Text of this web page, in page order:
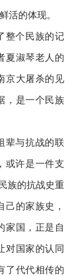
活的体现。
整个民族的记
夏淑琴老人的
京大屠杀的见
，是一个民族
辈与抗战的联
许是一件支
族的抗战史重
的家族史，
家国，正是自
对国家的认同
了代代相传的